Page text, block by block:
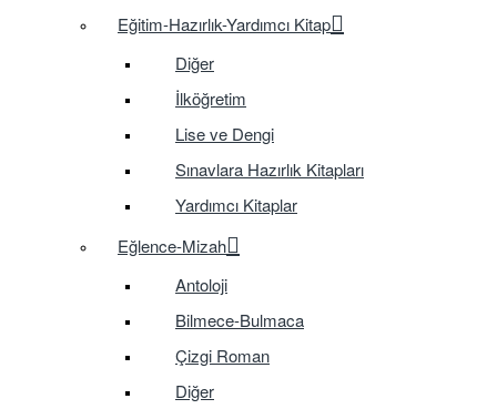
Eğitim-Hazırlık-Yardımcı Kitap
Diğer
İlköğretim
Lise ve Dengi
Sınavlara Hazırlık Kitapları
Yardımcı Kitaplar
Eğlence-Mizah
Antoloji
Bilmece-Bulmaca
Çizgi Roman
Diğer